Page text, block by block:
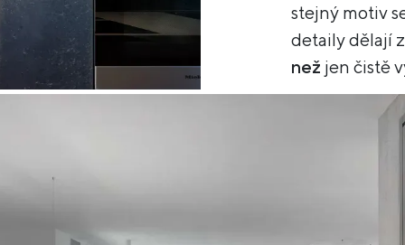
stejný motiv
detaily dělají
než jen čistě